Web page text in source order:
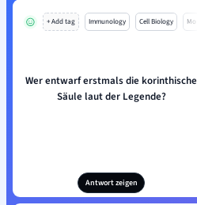
+ Add tag Immunology Cell Biology Mo
Wer entwarf erstmals die korinthische
Säule laut der Legende?
Antwort zeigen